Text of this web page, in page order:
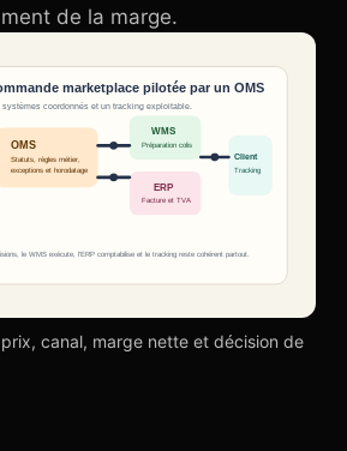
de la marge.
canal, marge nette et décision de